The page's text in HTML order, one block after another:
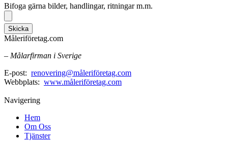
Bifoga gärna bilder, handlingar, ritningar m.m.
Skicka
Måleriföretag.com
– Målarfirman i Sverige
E-post: renovering@måleriföretag.com
Webbplats: www.måleriföretag.com
Navigering
Hem
Om Oss
Tjänster